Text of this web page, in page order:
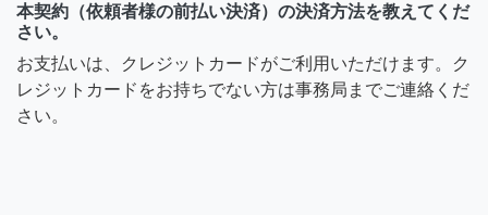
本契約（依頼者様の前払い決済）の決済方法を教えてくだ
さい。
お支払いは、クレジットカードがご利用いただけます。ク
レジットカードをお持ちでない方は事務局までご連絡くだ
さい。